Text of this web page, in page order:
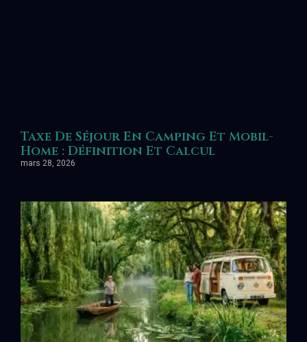
Taxe De Séjour En Camping Et Mobil-
Home : Définition Et Calcul
mars 28, 2026